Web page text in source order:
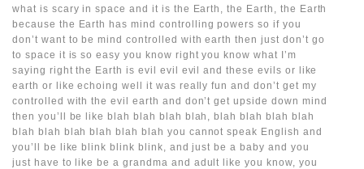
what is scary in space and it is the Earth, the Earth, the Earth
because the Earth has mind controlling powers so if you
don’t want to be mind controlled with earth then just don’t go
to space it is so easy you know right you know what I’m
saying right the Earth is evil evil evil and these evils or like
earth or like echoing well it was really fun and don’t get my
controlled with the evil earth and don’t get upside down mind
then you’ll be like blah blah blah blah, blah blah blah blah
blah blah blah blah blah blah you cannot speak English and
you’ll be like blink blink blink, and just be a baby and you
just have to like be a grandma and adult like you know, you